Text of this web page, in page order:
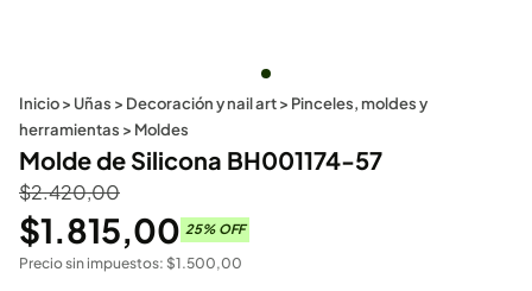
Inicio> Uñas > Decoración y nail art> Pinceles, moldes y
herramientas > Moldes
Molde de Silicona BH001174-57
$2.420,00
$1.815,00 25% OFF
Precio sin impuestos: $1.500,00